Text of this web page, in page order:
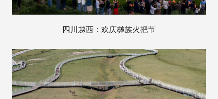
四川越西：欢庆彝族火把节